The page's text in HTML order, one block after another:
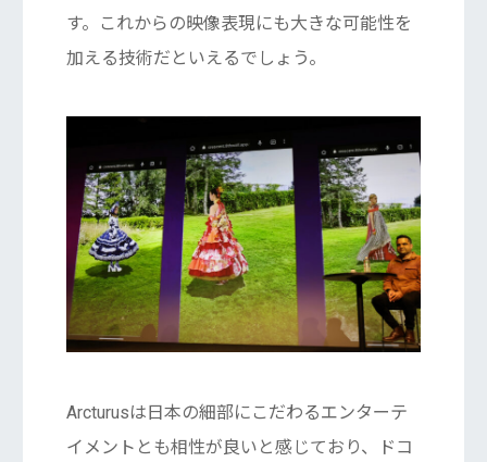
す。これからの映像表現にも大きな可能性を
加える技術だといえるでしょう。
Arcturusは日本の細部にこだわるエンターテ
イメントとも相性が良いと感じており、ドコ